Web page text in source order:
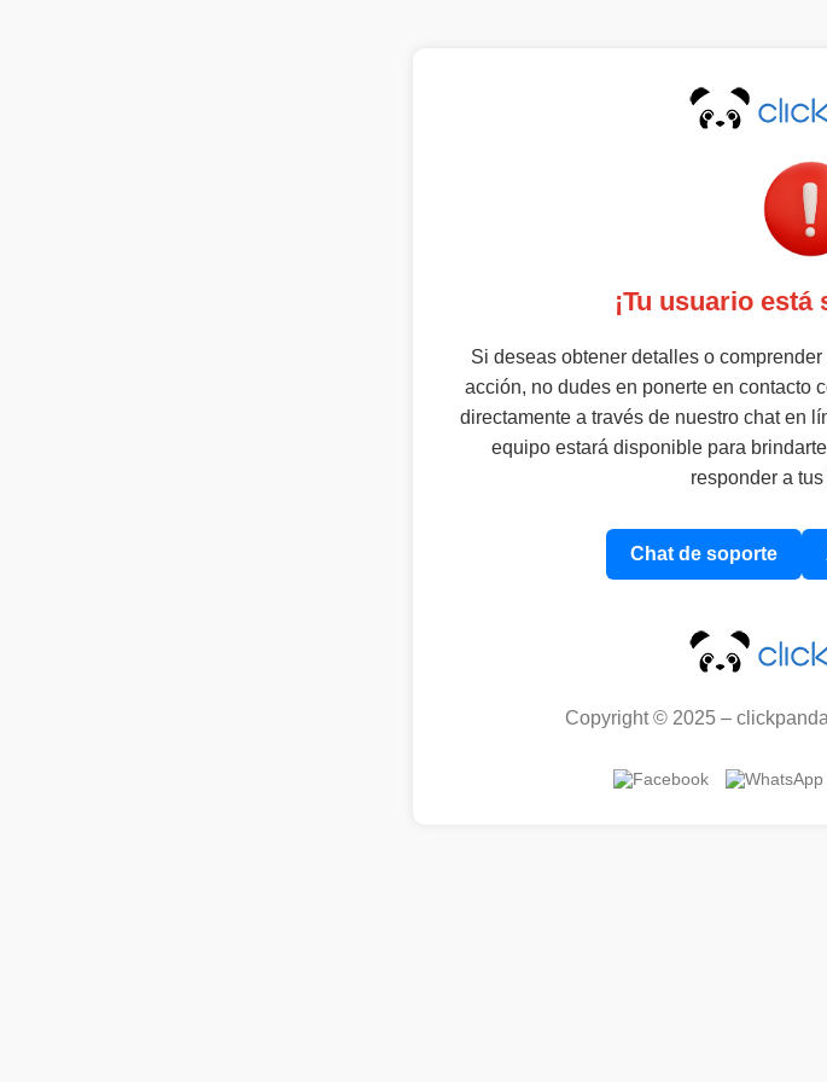
¡Tu usuario
Si deseas obtener detalles o
acción, no dudes en ponerte en contacto
directamente a través de nuestro chat en
equipo estará disponible para
responder a
Chat de soporte
Copyright © 2025 –